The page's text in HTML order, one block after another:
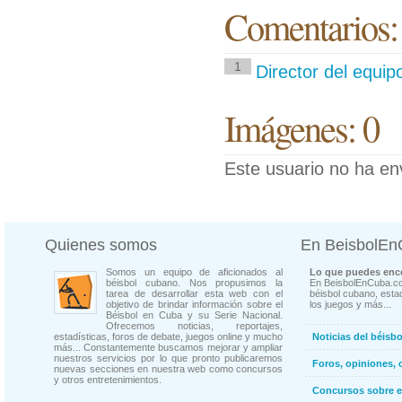
1 Director del
Imágenes: 0
Este usuario no ha
Quienes somos
Somos un equipo de aficionados al
béisbol cubano. Nos propusimos la
tarea de desarrollar esta web con el
objetivo de brindar información sobre el
Béisbol en Cuba y su Serie Nacional.
Ofrecemos noticias, reportajes,
estadísticas, foros de debate, juegos online y mucho
más... Constantemente buscamos mejorar y ampliar
nuestros servicios por lo que pronto publicaremos
nuevas secciones en nuestra web como concursos
y otros entretenimientos.
En
Lo que puedes
En
béisbol cubano,
los juegos y más...
Noticias del
Foros, opiniones,
Concursos sobre